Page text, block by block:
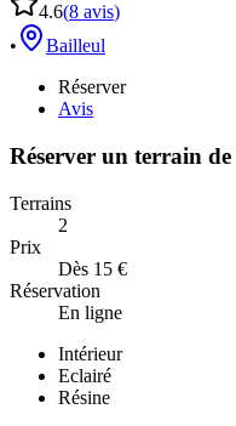
4.6(8 avis)
•
Bailleul
Réserver
Avis
Réserver un terrain de
Terrains
2
Prix
Dès 15 €
Réservation
En ligne
Intérieur
Eclairé
Résine